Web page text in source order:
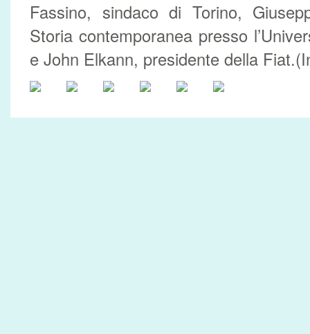
Fassino, sindaco di Torino,
Storia contemporanea presso
e John Elkann, presidente della